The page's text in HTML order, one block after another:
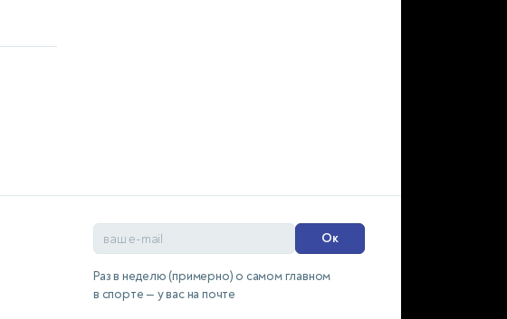
Ок
Раз в неделю (примерно) о самом главном
в спорте — у вас на почте